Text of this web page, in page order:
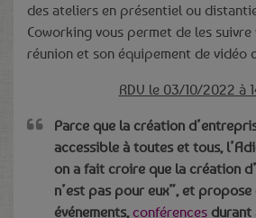
des ateliers en présentiel ou
Coworking vous permet de les suivre
réunion et son équipement de vidéo
RDV le 03/10/2022 à
Parce que la création
accessible à toutes et tous,
on a fait croire que la création
n’est pas pour eux”, et propose
événements, conférences durant